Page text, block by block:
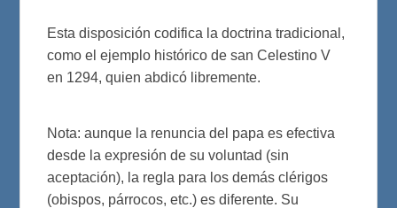
Esta disposición codifica la doctrina tradicional,
como el ejemplo histórico de san Celestino V
en 1294, quien abdicó libremente.
Nota: aunque la renuncia del papa es efectiva
desde la expresión de su voluntad (sin
aceptación), la regla para los demás clérigos
(obispos, párrocos, etc.) es diferente. Su